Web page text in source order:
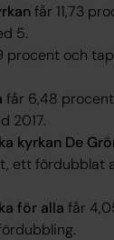
får 11,73
5.
procent och
får 6,48
2017.
kyrkan De
ett fördubblat
för alla får